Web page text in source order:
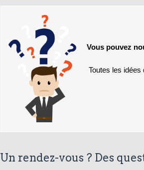
Vous pouvez
Toutes les
Un rendez-vous ? Des